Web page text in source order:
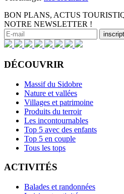
BON PLANS, ACTUS
NOTRE NEWSLETTER !
DÉCOUVRIR
Massif du Sidobre
Nature et vallées
Villages et patrimoine
Produits du terroir
Les incontournables
Top 5 avec des enfants
Top 5 en couple
Tous les tops
ACTIVITÉS
Balades et randonnées